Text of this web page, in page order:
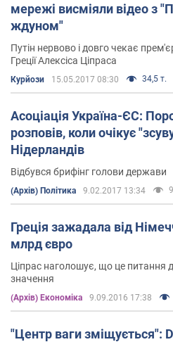
мережі висміяли відео з
ждуном"
Путін нервово і довго чекає
Греції Алексіса Ціпраса
Курйози 15.05.2017 08:30 34,5 т.
Асоціація Україна-ЄС:
розповів, коли очікує
Нідерландів
Відбувся брифінг голови держави
(Архів) Політика 9.02.2017 13:34
Греція зажадала від
млрд євро
Ціпрас наголошує, що це питання
значення
(Архів) Економіка 9.09.2016 17:38
"Центр ваги зміщується":